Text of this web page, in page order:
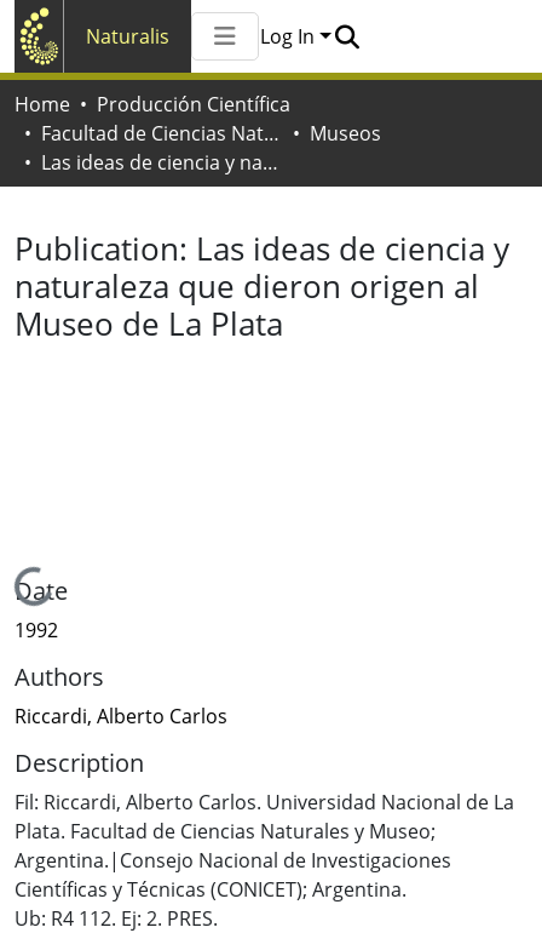
Naturalis
All of Naturalis
Log In
Home
Producción Científica
Facultad de Ciencias Naturales y Museo
Museos
Las ideas de ciencia y naturaleza que dieron origen al Museo de La Plata
Publication: Las ideas de ciencia y
naturaleza que dieron origen al
Museo de La Plata
Loading...
Date
1992
Authors
Riccardi, Alberto Carlos
Description
Fil: Riccardi, Alberto Carlos. Universidad Nacional de La
Plata. Facultad de Ciencias Naturales y Museo;
Argentina.|Consejo Nacional de Investigaciones
Científicas y Técnicas (CONICET); Argentina.
Ub: R4 112. Ej: 2. PRES.